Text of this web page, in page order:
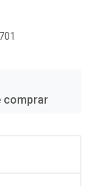
comprar